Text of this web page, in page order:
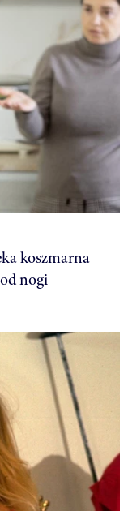
koszmarna
nogi